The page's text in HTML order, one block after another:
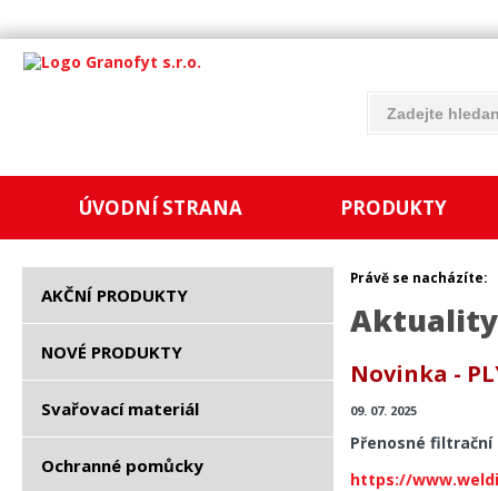
ÚVODNÍ STRANA PRODUKTY
AKČNÍ PRODUKTY
NOVÉ PRODUKTY
Svařovací materiál
Ochranné pomůcky
Právě se nacházíte:
Aktuality
Novinka -
09. 07. 2025
Přenosné filtrační
https://